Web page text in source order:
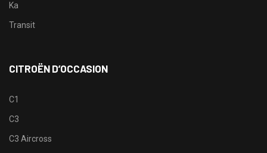
Ka
Transit
CITROËN D’OCCASION
C1
C3
C3 Aircross